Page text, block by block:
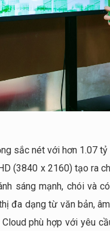
sắc nét với hơn 1.07
(3840 x 2160) tạo ra
sáng mạnh, chói và
đa dạng từ văn bản,
phù hợp với yêu